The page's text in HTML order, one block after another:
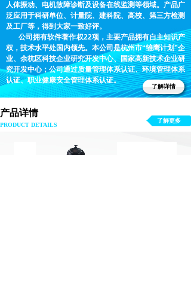
人体振动、电机故障诊断及设备在线监测等领域。产品广
泛应用于科研单位、计量院、建科院、高校、第三方检测
及工厂等，得到大家一致好评。
公司拥有软件著作权22项，主要产品拥有自主知识产
权，技术水平处国内领先。本公司是杭州市“雏鹰计划”企
业、余杭区科技企业研究开发中心、国家高新技术企业研
究开发中心；公司通过质量管理体系认证、环境管理体系
认证、职业健康安全管理体系认证。
了解详情
产品详情
PRODUCT DETAILS
了解更多